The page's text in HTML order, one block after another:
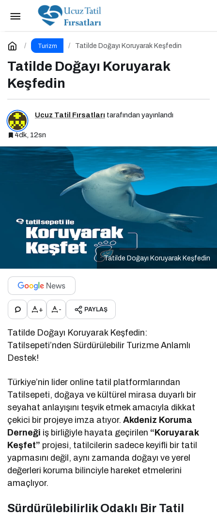
Turizm Tatilde Doğayı Koruyarak Keşfedin
Tatilde Doğayı Koruyarak
Keşfedin
Ucuz Tatil Fırsatları tarafından yayınlandı
4dk, 12sn
Tatilde Doğayı Koruyarak Keşfedin
+ - PAYLAŞ
Tatilde Doğayı Koruyarak Keşfedin:
Tatilsepeti’nden Sürdürülebilir Turizme Anlamlı
Destek!
Türkiye’nin lider online tatil platformlarından
Tatilsepeti, doğaya ve kültürel mirasa duyarlı bir
seyahat anlayışını teşvik etmek amacıyla dikkat
çekici bir projeye imza atıyor.Akdeniz Koruma
Derneği iş birliğiyle hayata geçirilen “Koruyarak
Keşfet” projesi, tatilcilerin sadece keyifli bir tatil
yapmasını değil, aynı zamanda doğayı ve yerel
değerleri koruma bilinciyle hareket etmelerini
amaçlıyor.
Sürdürülebilirlik Odaklı Bir Tatil
Tatil Yolculuğuna Hazırlık Rehberi: Aracınız İçin
Almanız Gereken 7 Temel Önlem!
Yorum Yap